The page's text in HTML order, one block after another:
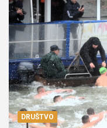
DRUŠTVO